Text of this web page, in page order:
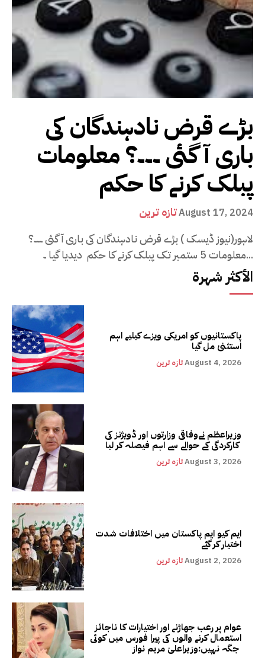
بڑے قرض نادہندگان کی
باری آ گئی ۔۔۔؟ معلومات
پبلک کرنے کا حکم
تازہ ترینAugust 17, 2024
لاہور(نیوز ڈیسک ) بڑے قرض نادہندگان کی باری آ گئی ۔۔۔؟
معلومات 5 ستمبر تک پبلک کرنے کا حکم دیدیا گیا ۔...
الأكثر شهرة
پاکستانیوں کو امریکی ویزے کیلیے اہم
استثنیٰ مل گیا
تازہ ترینAugust 4, 2026
وزیراعظم نےوفاقی وزارتوں اور ڈویژنز کی
کارکردگی کے حوالے سے اہم فیصلہ کر لیا
تازہ ترینAugust 3, 2026
ایم کیو ایم پاکستان میں اختلافات شدت
اختیار کر گئے
تازہ ترینAugust 2, 2026
عوام پر رعب جھاڑنے اور اختیارات کا ناجائز
استعمال کرنے والوں کی پیرا فورس میں کوئی